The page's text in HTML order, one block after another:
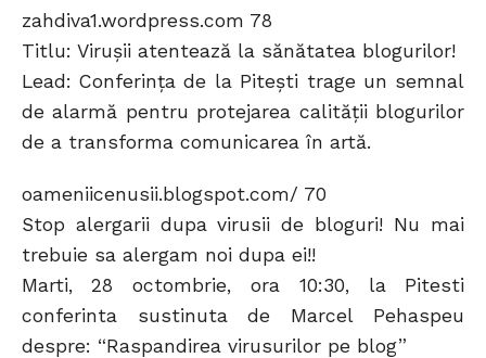
zahdiva1.wordpress.com 78
Titlu: Viruşii atentează la sănătatea blogurilor!
Lead: Conferinţa de la Piteşti trage un semnal
de alarmă pentru protejarea calităţii blogurilor
de a transforma comunicarea în artă.
oameniicenusii.blogspot.com/ 70
Stop alergarii dupa virusii de bloguri! Nu mai
trebuie sa alergam noi dupa ei!!
Marti, 28 octombrie, ora 10:30, la Pitesti
conferinta sustinuta de Marcel Pehaspeu
despre: “Raspandirea virusurilor pe blog”